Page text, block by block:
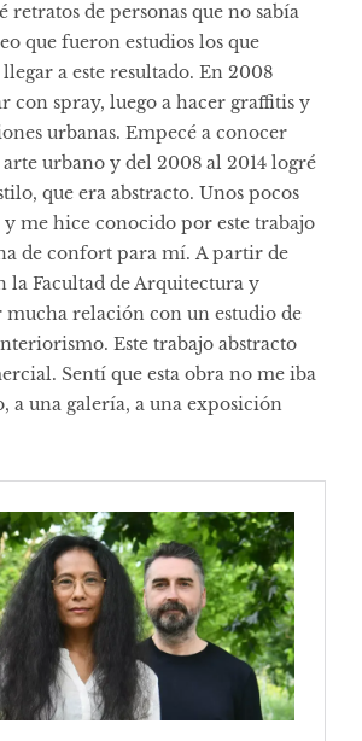
retratos de personas que no sabía
que fueron estudios los que
a este resultado. En 2008
con spray, luego a hacer graffitis y
urbanas. Empecé a conocer
urbano y del 2008 al 2014 logré
que era abstracto. Unos pocos
y me hice conocido por este trabajo
de confort para mí. A partir de
la Facultad de Arquitectura y
mucha relación con un estudio de
Este trabajo abstracto
Sentí que esta obra no me iba
a una galería, a una exposición